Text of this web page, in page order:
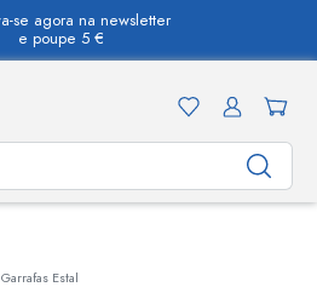
se agora na newsletter
e poupe 5 €
Garrafas Estal